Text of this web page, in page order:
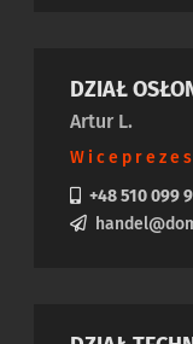
DZIAŁ
Artur L.
Wiceprezes
+48 510 099